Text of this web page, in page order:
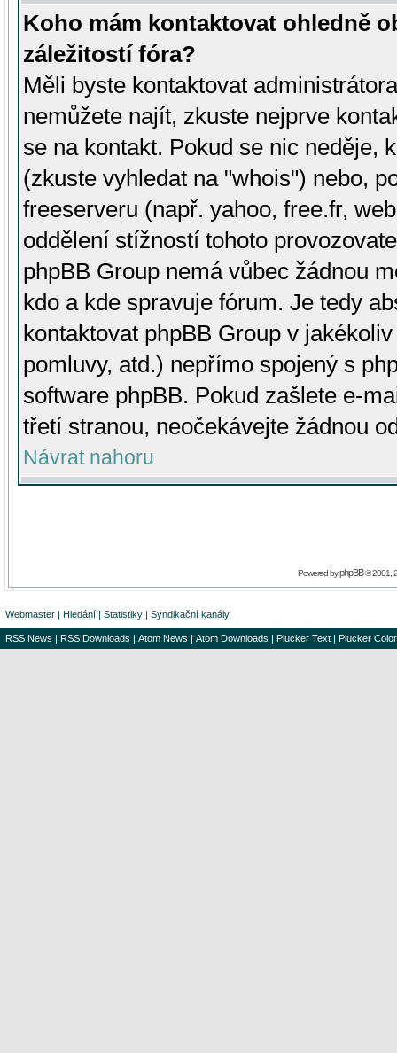
Koho mám kontaktovat ohledně
záležitostí fóra?
Měli byste kontaktovat
nemůžete najít, zkuste nejprve
se na kontakt. Pokud se nic neděje,
(zkuste vyhledat na "whois") nebo,
freeserveru (např. yahoo, free.fr,
oddělení stížností tohoto
phpBB Group nemá vůbec žádnou
kdo a kde spravuje fórum. Je tedy
kontaktovat phpBB Group v
pomluvy, atd.) nepřímo spojený s
software phpBB. Pokud zašlete e-
třetí stranou, neočekávejte žádnou
Návrat nahoru
Powered byphpBB© 2001,
Webmaster | Hledání | Statistiky | Syndikační kanály
RSS News | RSS Downloads | Atom News | Atom Downloads | Plucker Text | Plucker Color